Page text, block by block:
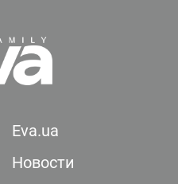
Eva.ua
Новости